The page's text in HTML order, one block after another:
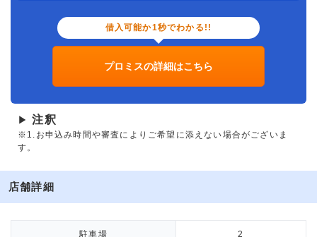
借入可能か1秒でわかる!!
プロミスの詳細はこちら
▶ 注釈
※1.お申込み時間や審査によりご希望に添えない場合がございま
す。
店舗詳細
駐車場 2